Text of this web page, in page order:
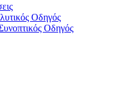
Οδηγός
Οδηγός